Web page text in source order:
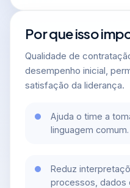
Por que isso
Qualidade de
desempenho inicial,
satisfação da liderança.
Ajuda o time a
linguagem comum.
Reduz
processos, dados